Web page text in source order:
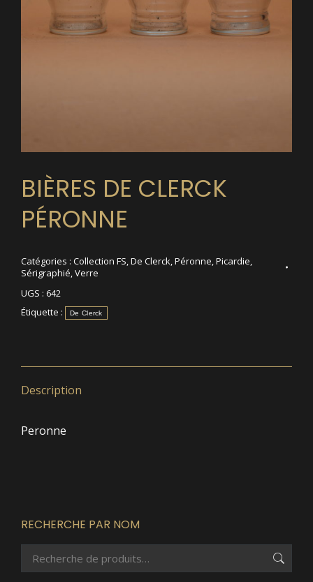
BIÈRES DE CLERCK
PÉRONNE
Catégories : Collection FS,De Clerck,Péronne,Picardie,
Sérigraphié,Verre
UGS : 642
Étiquette :
De Clerck
Description
Peronne
RECHERCHE PAR NOM